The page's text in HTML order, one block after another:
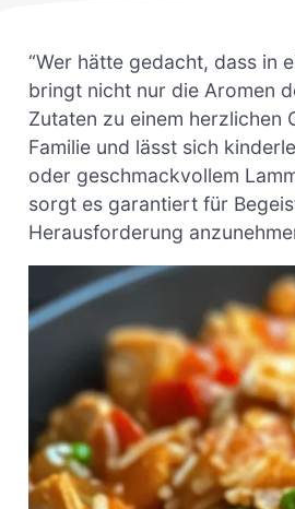
“Wer hätte gedacht, dass in
bringt nicht nur die Aromen
Zutaten zu einem
Familie und lässt sich
oder geschmackvollem
sorgt es garantiert für
Herausforderung